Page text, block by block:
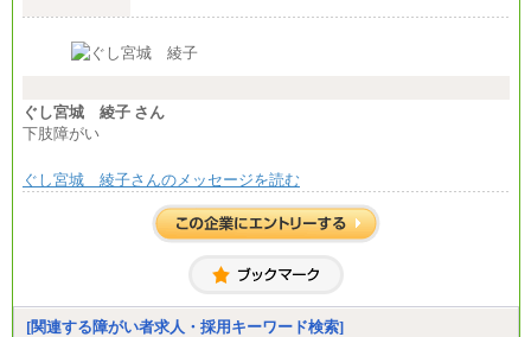
月給370,000円～
ます。
の各種手当を含む金額です）
ぐし宮城 綾子 さん
下肢障がい
ぐし宮城 綾子さんのメッセージを読む
[関連する障がい者求人・採用キーワード検索]